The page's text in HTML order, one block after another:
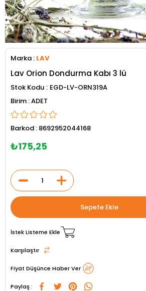
Marka : LAV
Lav Orion Dondurma Kabı 3 lü
Stok Kodu
EGD-LV-ORN319A
ADET
Barkod : 8692952044168
₺175,25
İstek Listeme Ekle
Karşılaştır
Fiyat Düşünce Haber Ver
Paylaş :